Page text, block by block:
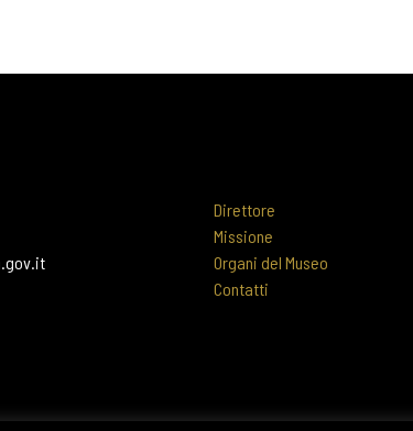
Direttore
Missione
Organi del Museo
Contatti